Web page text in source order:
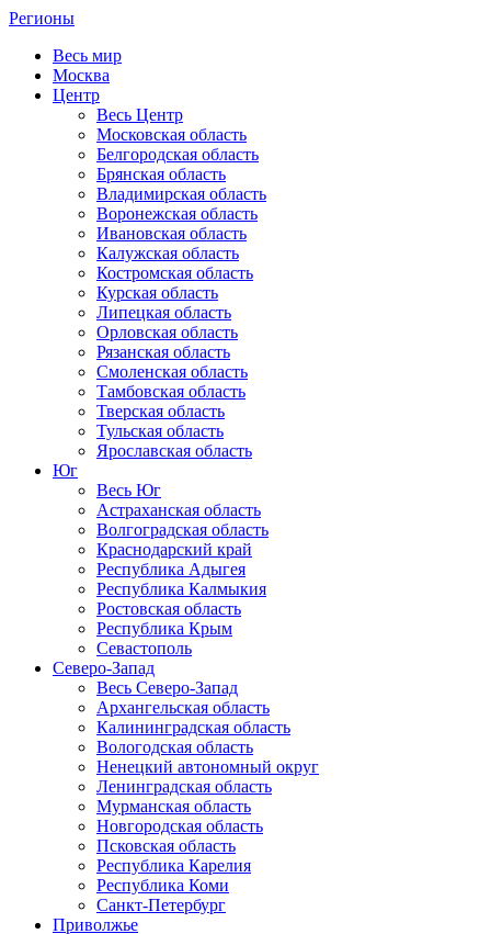
Регионы
Весь мир
Москва
Центр
Весь Центр
Московская область
Белгородская область
Брянская область
Владимирская область
Воронежская область
Ивановская область
Калужская область
Костромская область
Курская область
Липецкая область
Орловская область
Рязанская область
Смоленская область
Тамбовская область
Тверская область
Тульская область
Ярославская область
Юг
Весь Юг
Астраханская область
Волгоградская область
Краснодарский край
Республика Адыгея
Республика Калмыкия
Ростовская область
Республика Крым
Севастополь
Северо-Запад
Весь Северо-Запад
Архангельская область
Калининградская область
Вологодская область
Ненецкий автономный округ
Ленинградская область
Мурманская область
Новгородская область
Псковская область
Республика Карелия
Республика Коми
Санкт-Петербург
Приволжье